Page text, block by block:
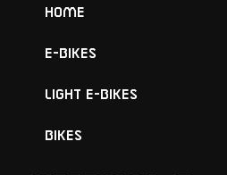
Home
E-Bikes
Light E-Bikes
Bikes